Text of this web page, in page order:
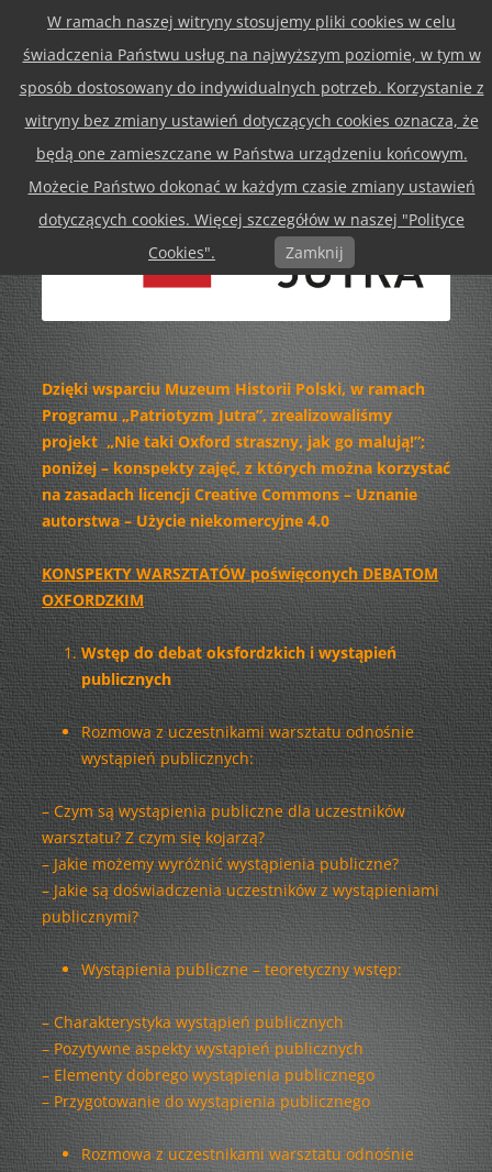
Przejdź
do
treści
Dzięki wsparciu Muzeum Historii Polski, w ramach
Programu „Patriotyzm Jutra”, zrealizowaliśmy
projekt „Nie taki Oxford straszny, jak go malują!”;
poniżej – konspekty zajęć, z których można korzystać
na zasadach licencji Creative Commons – Uznanie
autorstwa – Użycie niekomercyjne 4.0
KONSPEKTY WARSZTATÓW poświęconych DEBATOM
OXFORDZKIM
Wstęp do debat oksfordzkich i wystąpień
publicznych
Rozmowa z uczestnikami warsztatu odnośnie
wystąpień publicznych:
– Czym są wystąpienia publiczne dla uczestników
warsztatu? Z czym się kojarzą?
– Jakie możemy wyróżnić wystąpienia publiczne?
– Jakie są doświadczenia uczestników z wystąpieniami
publicznymi?
Wystąpienia publiczne – teoretyczny wstęp:
– Charakterystyka wystąpień publicznych
– Pozytywne aspekty wystąpień publicznych
– Elementy dobrego wystąpienia publicznego
– Przygotowanie do wystąpienia publicznego
Rozmowa z uczestnikami warsztatu odnośnie
W ramach naszej witryny stosujemy pliki cookies w celu
świadczenia Państwu usług na najwyższym poziomie, w tym w
sposób dostosowany do indywidualnych potrzeb. Korzystanie z
witryny bez zmiany ustawień dotyczących cookies oznacza, że
będą one zamieszczane w Państwa urządzeniu końcowym.
Możecie Państwo dokonać w każdym czasie zmiany ustawień
dotyczących cookies. Więcej szczegółów w naszej "Polityce
Cookies".
Zamknij